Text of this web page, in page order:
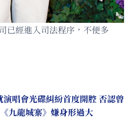
已經進入司法程序，不便多
唱會光碟糾紛首度開腔 否認曾
九龍城寨》嫌身形過大